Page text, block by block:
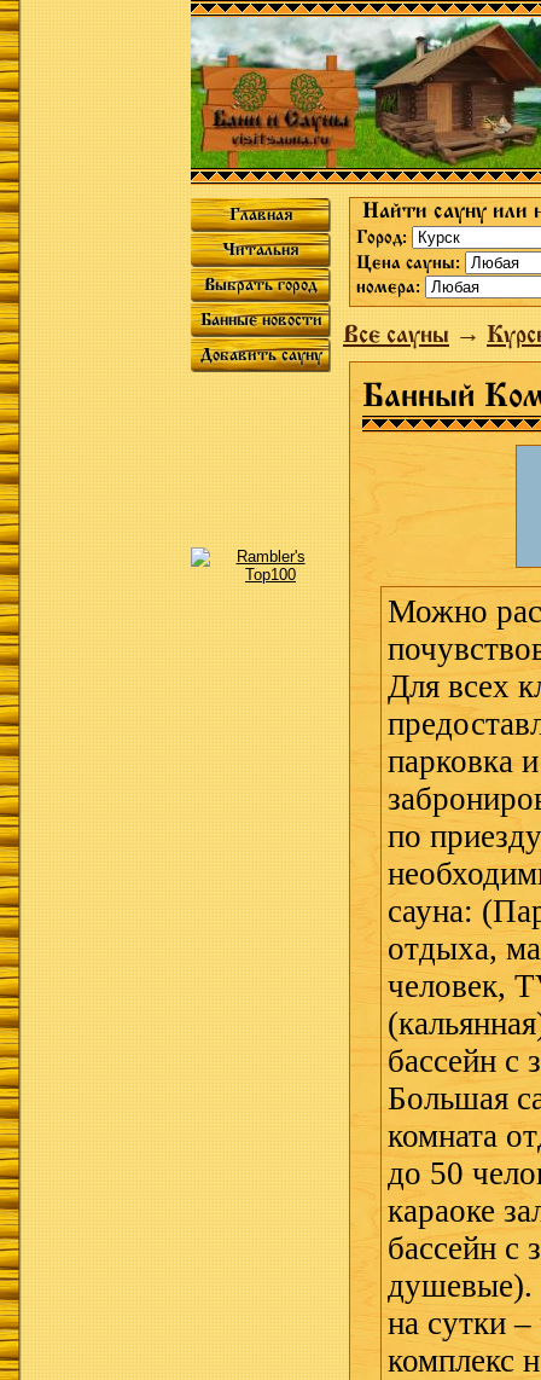
Главная
Читальня
Выбрать город
Банные новости
Добавить сауну
Найти сауну или
Город:
Цена сауны:
номера:
Все сауны→
Банный
Можно
Для всех
парковка
по
сауна:
отдыха,
человек,
бассейн с
Большая
комната
до 50
караоке
бассейн с
душевые).
на сутки
комплекс